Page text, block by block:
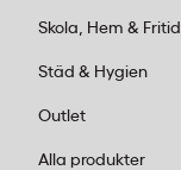
Skola, Hem & Fritid
Städ & Hygien
Outlet
Alla produkter